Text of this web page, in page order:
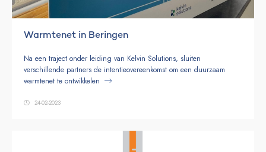
Warmtenet in Beringen
Na een traject onder leiding van Kelvin Solutions, sluiten
verschillende partners de intentieovereenkomst om een duurzaam
warmtenet te ontwikkelen
24-02-2023